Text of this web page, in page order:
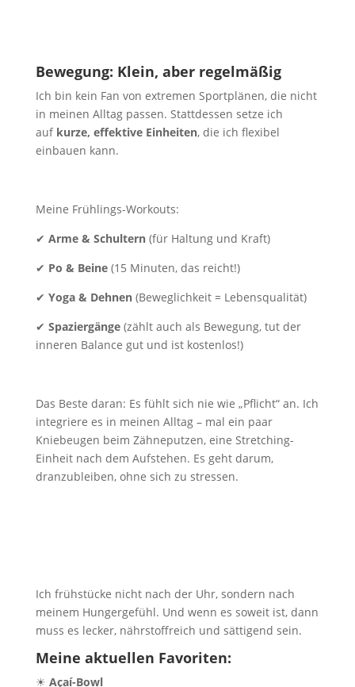
Bewegung: Klein, aber regelmäßig
Ich bin kein Fan von extremen Sportplänen, die nicht
in meinen Alltag passen. Stattdessen setze ich
auf kurze, effektive Einheiten, die ich flexibel
einbauen kann.
Meine Frühlings-Workouts:
✔ Arme & Schultern(für Haltung und Kraft)
✔ Po & Beine(15 Minuten, das reicht!)
✔ Yoga & Dehnen(Beweglichkeit = Lebensqualität)
✔ Spaziergänge(zählt auch als Bewegung, tut der
inneren Balance gut und ist kostenlos!)
Das Beste daran: Es fühlt sich nie wie „Pflicht“ an. Ich
integriere es in meinen Alltag – mal ein paar
Kniebeugen beim Zähneputzen, eine Stretching-
Einheit nach dem Aufstehen. Es geht darum,
dranzubleiben, ohne sich zu stressen.
Ich frühstücke nicht nach der Uhr, sondern nach
meinem Hungergefühl. Und wenn es soweit ist, dann
muss es lecker, nährstoffreich und sättigend sein.
Meine aktuellen Favoriten:
☀ Açaí-Bowl